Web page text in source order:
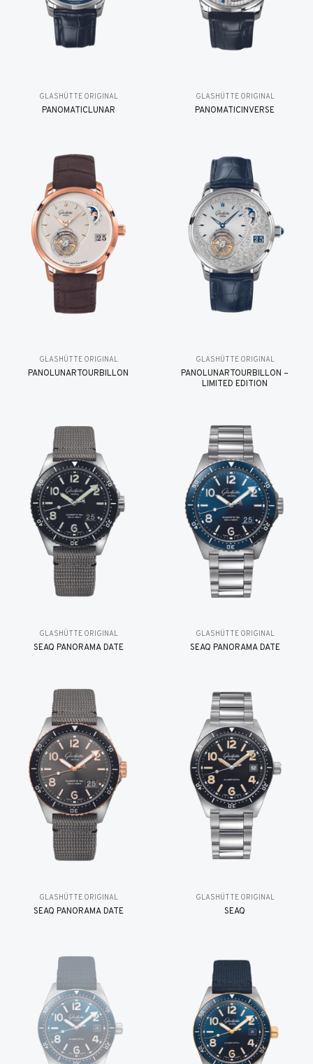
GLASHÜTTE ORIGINAL
PANOMATICLUNAR
GLASHÜTTE ORIGINAL
PANOMATICINVERSE
GLASHÜTTE ORIGINAL
PANOLUNARTOURBILLON
GLASHÜTTE ORIGINAL
PANOLUNARTOURBILLON –
LIMITED EDITION
GLASHÜTTE ORIGINAL
SEAQ PANORAMA DATE
GLASHÜTTE ORIGINAL
SEAQ PANORAMA DATE
GLASHÜTTE ORIGINAL
SEAQ PANORAMA DATE
GLASHÜTTE ORIGINAL
SEAQ